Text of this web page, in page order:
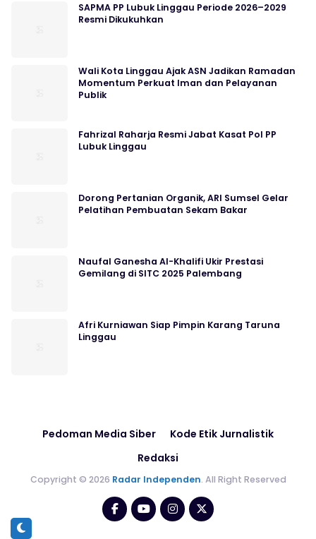
SAPMA PP Lubuk Linggau Periode 2026–2029
Resmi Dikukuhkan
Wali Kota Linggau Ajak ASN Jadikan Ramadan
Momentum Perkuat Iman dan Pelayanan
Publik
Fahrizal Raharja Resmi Jabat Kasat Pol PP
Lubuk Linggau
Dorong Pertanian Organik, ARI Sumsel Gelar
Pelatihan Pembuatan Sekam Bakar
Naufal Ganesha Al-Khalifi Ukir Prestasi
Gemilang di SITC 2025 Palembang
Afri Kurniawan Siap Pimpin Karang Taruna
Linggau
Pedoman Media Siber
Kode Etik Jurnalistik
Redaksi
Copyright © 2026 Radar Independen. All Right Reserved